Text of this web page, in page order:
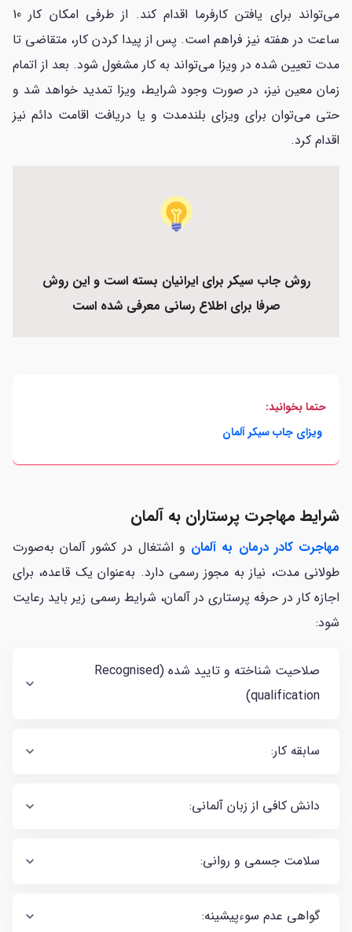
می‌تواند برای یافتن کارفرما اقدام کند. از طرفی امکان کار 10
ساعت در هفته نیز فراهم است. پس از پیدا کردن کار، متقاضی تا
مدت تعیین شده در ویزا می‌تواند به کار مشغول شود. بعد از اتمام
زمان معین نیز، در صورت وجود شرایط، ویزا تمدید خواهد شد و
حتی می‌توان برای ویزای بلند‌مدت و یا دریافت اقامت دائم نیز
اقدام کرد.
روش جاب سیکر برای ایرانیان بسته است و این روش
صرفا برای اطلاع رسانی معرفی شده است
حتما بخوانید:
ویزای جاب سیکر آلمان
شرایط مهاجرت پرستاران به آلمان
مهاجرت کادر درمان به آلمان و اشتغال در کشور آلمان به‌صورت
طولانی مدت، نیاز به مجوز رسمی دارد. به‌عنوان یک قاعده، برای
اجازه کار در حرفه پرستاری در آلمان، شرایط رسمی زیر باید رعایت
شود:
صلاحیت شناخته و تایید شده (Recognised
qualification)
سابقه کار:
دانش کافی از زبان آلمانی:
سلامت جسمی و روانی:
گواهی عدم سوء‌پیشینه: